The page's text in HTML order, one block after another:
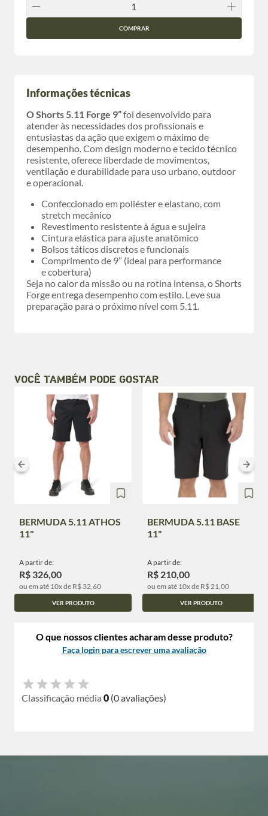
COMPRAR
Informações técnicas
O Shorts 5.11 Forge 9”foi desenvolvido para
atender às necessidades dos profissionais e
entusiastas da ação que exigem o máximo de
desempenho. Com design moderno e tecido técnico
resistente, oferece liberdade de movimentos,
ventilação e durabilidade para uso urbano, outdoor
e operacional.
Confeccionado em poliéster e elastano, com
stretch mecânico
Revestimento resistente à água e sujeira
Cintura elástica para ajuste anatômico
Bolsos táticos discretos e funcionais
Comprimento de 9” (ideal para performance
e cobertura)
Seja no calor da missão ou na rotina intensa, o Shorts
Forge entrega desempenho com estilo. Leve sua
preparação para o próximo nível com 5.11.
VOCÊ TAMBÉM PODE GOSTAR
BERMUDA 5.11 ATHOS
11"
A partir de:
R$ 326,00
ou em até 10x de R$ 32,60
VER PRODUTO
BERMUDA 5.11 BASE
11"
A partir de:
R$ 210,00
ou em até 10x de R$ 21,00
VER PRODUTO
O que nossos clientes acharam desse produto?
Faça login para escrever uma avaliação
Classificação média 0 (0 avaliações)